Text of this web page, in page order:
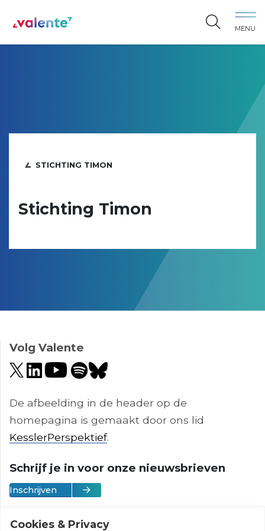
MENU
STICHTING TIMON
Stichting Timon
Volg Valente
De afbeelding in de header op de
homepagina is gemaakt door ons lid
KesslerPerspektief.
Schrijf je in voor onze nieuwsbrieven
Inschrijven
Cookies & Privacy